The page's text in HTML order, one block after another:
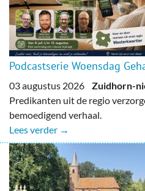
Podcastserie Woensdag
03 augustus 2026 Zuidhorn-
Predikanten uit de regio
bemoedigend verhaal.
Lees verder →